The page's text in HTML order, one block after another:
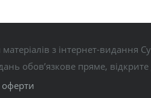
з інтернет-видання
обов’язкове пряме,